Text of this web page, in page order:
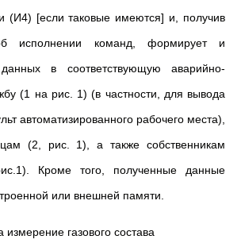
(И4) [если таковые имеются] и, получив
исполнении команд, формирует и
в соответствующую аварийно-
(1 на рис. 1) (в частности, для вывода
автоматизированного рабочего места),
(2, рис. 1), а также собственникам
Кроме того, полученные данные
или внешней памяти.
газового состава